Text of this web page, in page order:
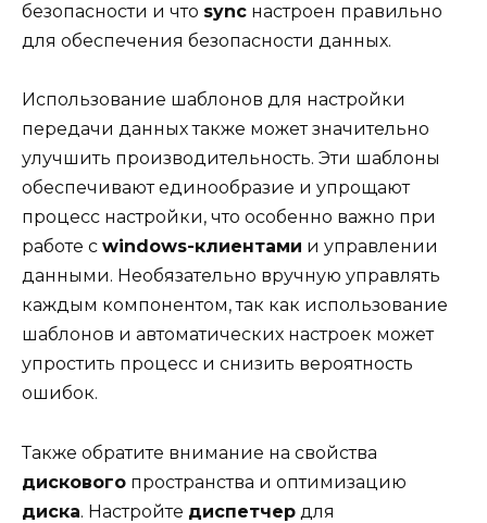
безопасности и что sync настроен правильно
для обеспечения безопасности данных.
Использование шаблонов для настройки
передачи данных также может значительно
улучшить производительность. Эти шаблоны
обеспечивают единообразие и упрощают
процесс настройки, что особенно важно при
работе с windows-клиентами и управлении
данными. Необязательно вручную управлять
каждым компонентом, так как использование
шаблонов и автоматических настроек может
упростить процесс и снизить вероятность
ошибок.
Также обратите внимание на свойства
дискового пространства и оптимизацию
диска. Настройте диспетчер для